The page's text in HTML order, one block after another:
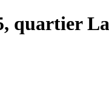
quartier